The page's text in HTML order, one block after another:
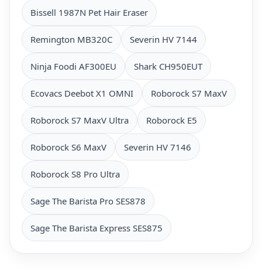
Bissell 1987N Pet Hair Eraser
Remington MB320C Severin HV 7144
Ninja Foodi AF300EU Shark CH950EUT
Ecovacs Deebot X1 OMNI Roborock S7 MaxV
Roborock S7 MaxV Ultra Roborock E5
Roborock S6 MaxV Severin HV 7146
Roborock S8 Pro Ultra
Sage The Barista Pro SES878
Sage The Barista Express SES875